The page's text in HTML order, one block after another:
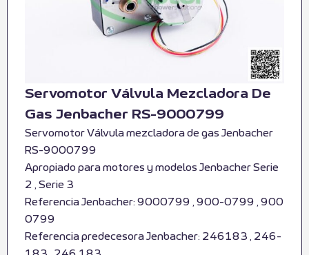
Servomotor Válvula Mezcladora De
Gas Jenbacher RS-9000799
Servomotor Válvula mezcladora de gas Jenbacher
RS-9000799
Apropiado para motores y modelos Jenbacher Serie
2 , Serie 3
Referencia Jenbacher: 9000799 , 900-0799 , 900
0799
Referencia predecesora Jenbacher: 246183 , 246-